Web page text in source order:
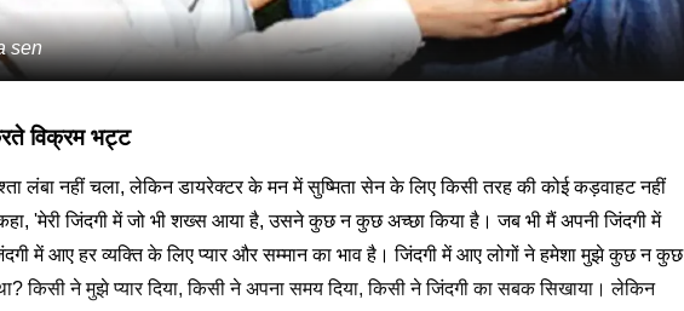
sen
विक्रम भट्ट
लंबा नहीं चला, लेकिन डायरेक्टर के मन में सुष्मिता सेन के लिए किसी तरह की कोई कड़वाहट नहीं
'मेरी जिंदगी में जो भी शख्स आया है, उसने कुछ न कुछ अच्छा किया है। जब भी मैं अपनी जिंदगी में
में आए हर व्यक्ति के लिए प्यार और सम्मान का भाव है। जिंदगी में आए लोगों ने हमेशा मुझे कुछ न कुछ
किसी ने मुझे प्यार दिया, किसी ने अपना समय दिया, किसी ने जिंदगी का सबक सिखाया। लेकिन